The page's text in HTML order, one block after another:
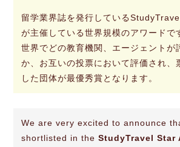
留学業界誌を発行している
が主催している世界規模のアワードで
世界でどの教育機関、エージェントが
か、お互いの投票において評価され、
した団体が最優秀賞となります。
We are very excited to announce
shortlisted in the StudyTravel Star